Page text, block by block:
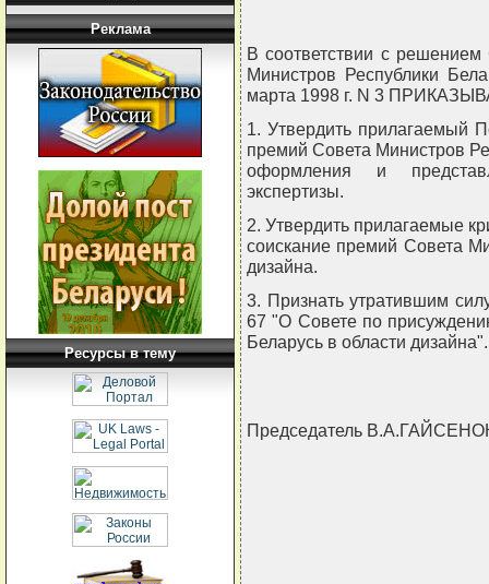
Реклама
Ресурсы в тему
В соответствии с
Министров Республики
марта 1998 г. N 3
1. Утвердить прилагаемый
премий Совета Министров
оформления и
экспертизы.
2. Утвердить прилагаемые
соискание премий Совета
дизайна.
3. Признать утратившим
67 "О Совете по
Беларусь в области дизайна".
Председатель